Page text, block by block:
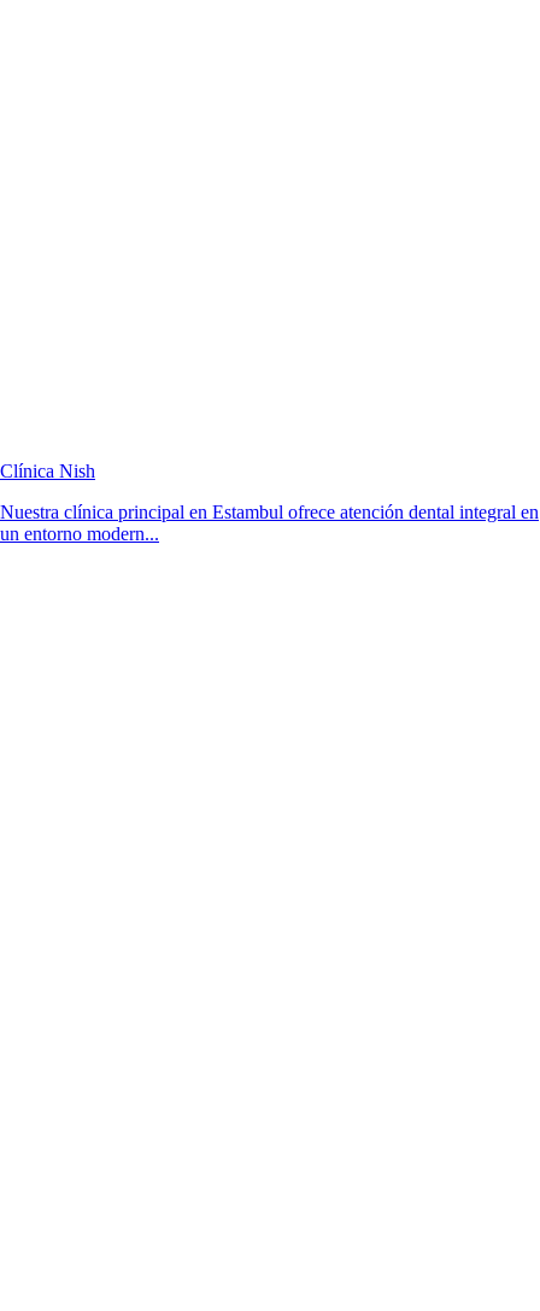
Clínica Nish
Nuestra clínica principal en Estambul ofrece atención dental integral en
un entorno modern...